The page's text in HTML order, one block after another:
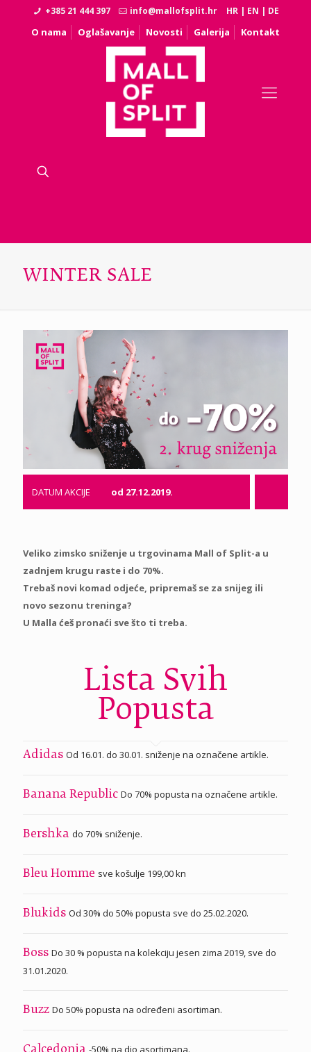
+385 21 444 397 info@mallofsplit.hr HR | EN | DE
O nama Oglašavanje Novosti Galerija Kontakt
WINTER SALE
DATUM AKCIJE od 27.12.2019.
Veliko zimsko sniženje u trgovinama Mall of Split-a u
zadnjem krugu raste i do 70%.
Trebaš novi komad odjeće, pripremaš se za snijeg ili
novo sezonu treninga?
U Malla ćeš pronaći sve što ti treba.
Lista Svih
Popusta
Adidas Od 16.01. do 30.01. sniženje na označene artikle.
Banana Republic Do 70% popusta na označene artikle.
Bershka do 70% sniženje.
Bleu Homme sve košulje 199,00 kn
Blukids Od 30% do 50% popusta sve do 25.02.2020.
Boss Do 30 % popusta na kolekciju jesen zima 2019, sve do
31.01.2020.
Buzz Do 50% popusta na određeni asortiman.
-50% na dio asortimana.